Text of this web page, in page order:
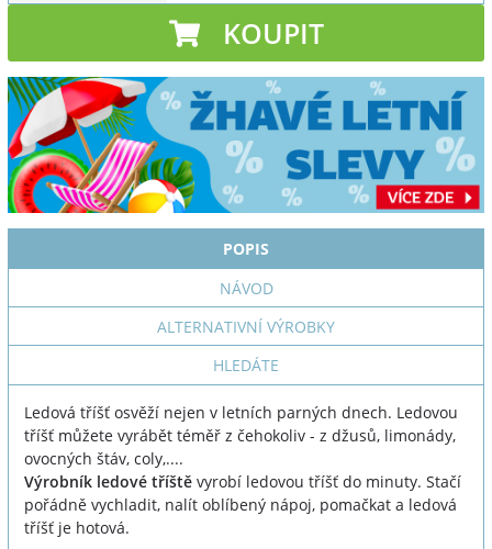
KOUPIT
POPIS
NÁVOD
ALTERNATIVNÍ VÝROBKY
HLEDÁTE
Ledová tříšť osvěží nejen v letních parných dnech. Ledovou
tříšť můžete vyrábět téměř z čehokoliv - z džusů, limonády,
ovocných štáv, coly,....
Výrobník ledové tříště vyrobí ledovou tříšť do minuty. Stačí
pořádně vychladit, nalít oblíbený nápoj, pomačkat a ledová
tříšť je hotová.